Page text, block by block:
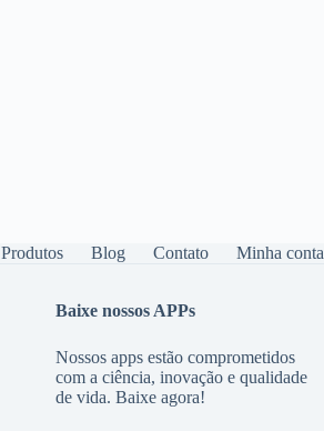
Produtos Blog Contato Minha conta
Baixe nossos APPs
Nossos apps estão comprometidos
com a ciência, inovação e qualidade
de vida. Baixe agora!